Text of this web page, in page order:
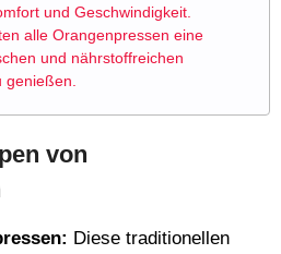
und Geschwindigkeit.
alle Orangenpressen eine
und nährstoffreichen
genießen.
von
Diese traditionellen